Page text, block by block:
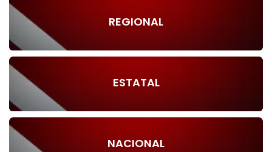
REGIONAL
ESTATAL
NACIONAL